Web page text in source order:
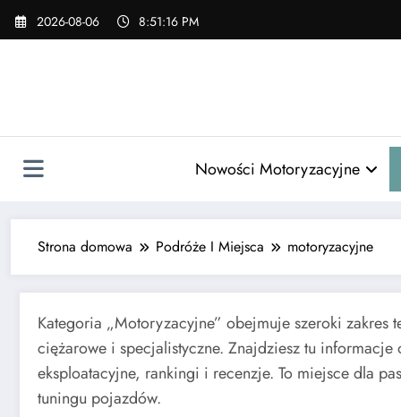
Skip
2026-08-06 8:51:18 PM
Nowości Motoryzacyjne
Strona domowa Podróże I Miejsca motoryzacyjne
Kategoria „Motoryzacyjne” obejmuje szeroki
ciężarowe i specjalistyczne. Znajdziesz tu
eksploatacyjne, rankingi i recenzje. To miejsce dla
tuningu pojazdów.